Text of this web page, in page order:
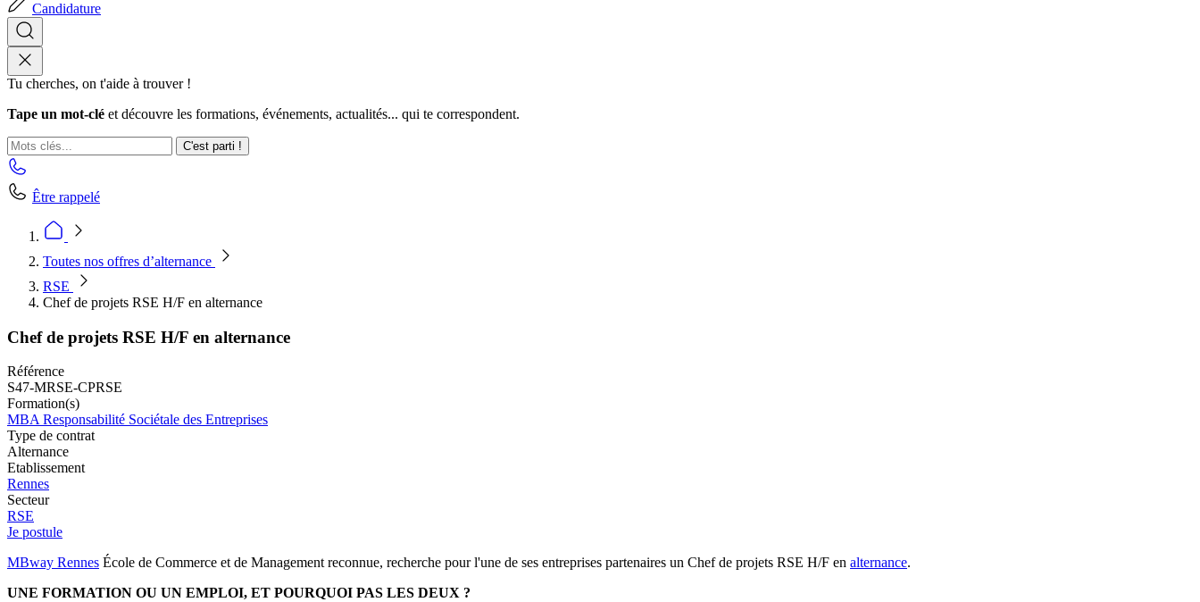
Candidature
Tu cherches, on t'aide à trouver !
Tape un mot-clé et découvre les formations, événements, actualités... qui te correspondent.
C'est parti !
Être rappelé
Toutes nos offres d’alternance
RSE
Chef de projets RSE H/F en alternance
Chef de projets RSE H/F en alternance
Référence
S47-MRSE-CPRSE
Formation(s)
MBA Responsabilité Sociétale des Entreprises
Type de contrat
Alternance
Etablissement
Rennes
Secteur
RSE
Je postule
MBway Rennes École de Commerce et de Management reconnue, recherche pour l'une de ses entreprises partenaires un Chef de projets RSE H/F en alternance.
UNE FORMATION OU UN EMPLOI, ET POURQUOI PAS LES DEUX ?